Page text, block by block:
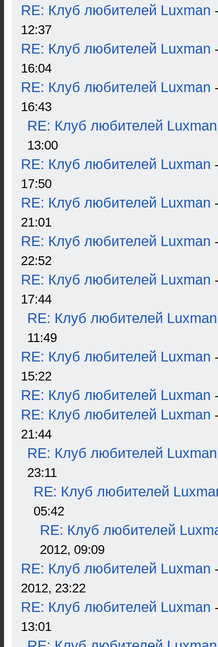
RE: Клуб любителей Luxman
12:37
RE: Клуб любителей Luxman
16:04
RE: Клуб любителей Luxman
16:43
RE: Клуб любителей Luxman
13:00
RE: Клуб любителей Luxman
17:50
RE: Клуб любителей Luxman
21:01
RE: Клуб любителей Luxman
22:52
RE: Клуб любителей Luxman
17:44
RE: Клуб любителей Luxman
11:49
RE: Клуб любителей Luxman
15:22
RE: Клуб любителей Luxman
RE: Клуб любителей Luxman
21:44
RE: Клуб любителей Luxman
23:11
RE: Клуб любителей
05:42
RE: Клуб любителей
2012, 09:09
RE: Клуб любителей Luxman
2012, 23:22
RE: Клуб любителей Luxman
13:01